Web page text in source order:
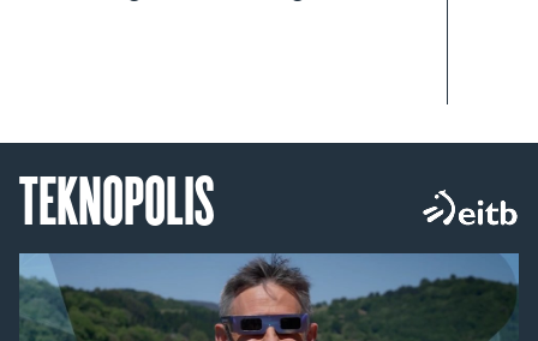
TEKNOPOLIS